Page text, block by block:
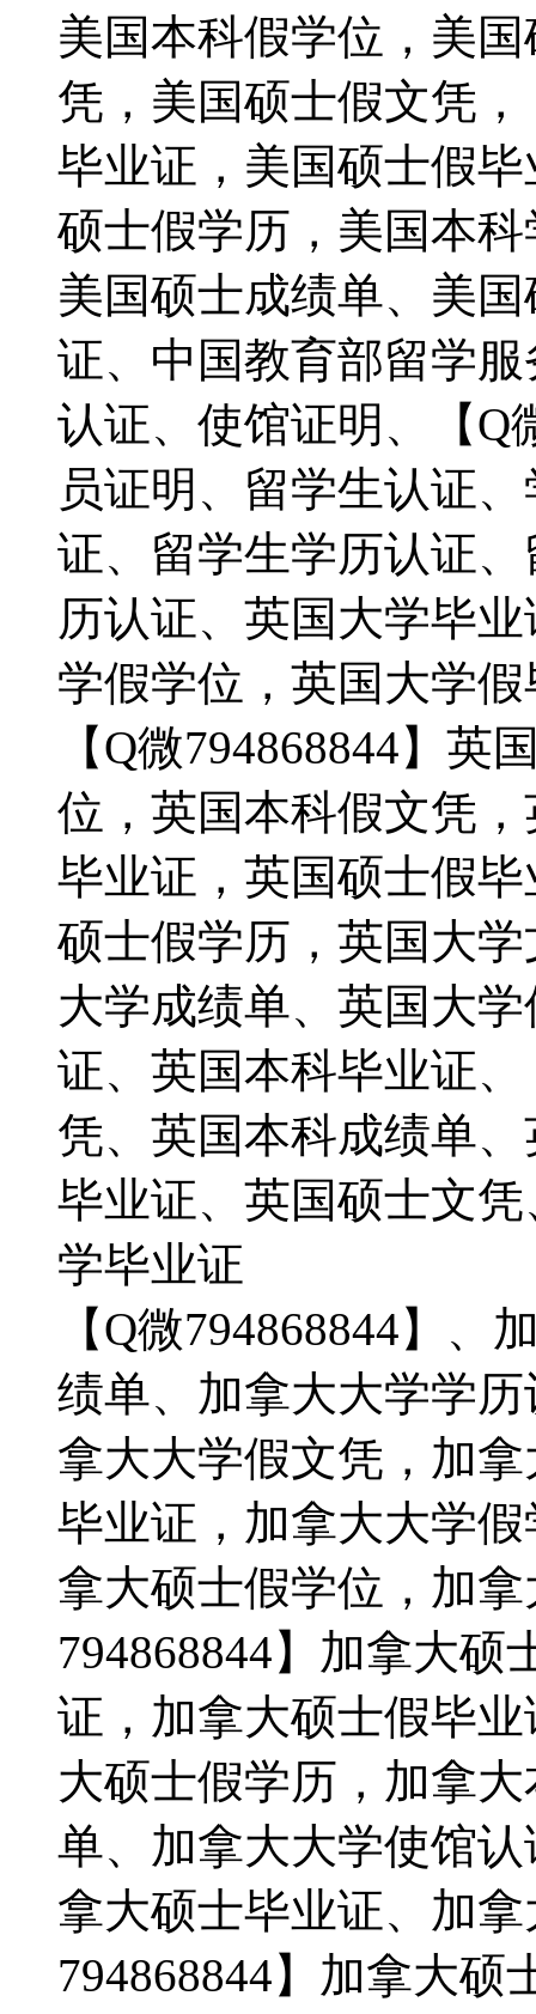
美国本科假学位，美
凭，美国硕士假文凭
毕业证，美国硕士假
硕士假学历，美国本
美国硕士成绩单、美
证、中国教育部留学
认证、使馆证明、【Q
员证明、留学生认证
证、留学生学历认证
历认证、英国大学毕
学假学位，英国大学
【Q微794868844】
位，英国本科假文凭
毕业证，英国硕士假
硕士假学历，英国大学
大学成绩单、英国大
证、英国本科毕业证、
凭、英国本科成绩单
毕业证、英国硕士文
学毕业证
【Q微794868844】
绩单、加拿大大学学
拿大大学假文凭，加
毕业证，加拿大大学
拿大硕士假学位，加
794868844】加拿大
证，加拿大硕士假毕
大硕士假学历，加拿
单、加拿大大学使馆
拿大硕士毕业证、加
794868844】加拿大